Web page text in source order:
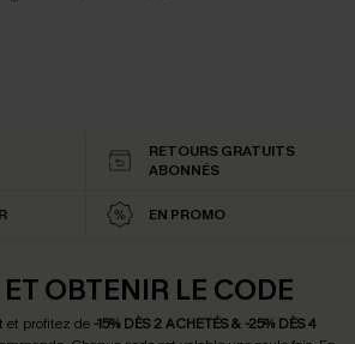
RETOURS GRATUITS
ABONNÉS
EN PROMO
OBTENIR LE CODE
et profitez de -15% DÈS 2 ACHETÉS & -25% DÈS 4